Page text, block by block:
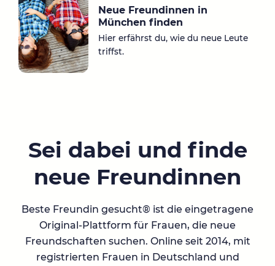
Neue Freundinnen in
München finden
Hier erfährst du, wie du neue Leute
triffst.
Sei dabei und finde
neue Freundinnen
Beste Freundin gesucht® ist die eingetragene
Original-Plattform für Frauen, die neue
Freundschaften suchen. Online seit 2014, mit
registrierten Frauen in Deutschland und